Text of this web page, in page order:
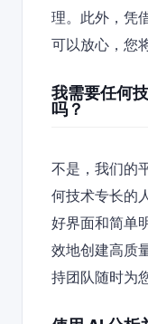
理。此外，凭
可以放心，您
我需要任何
吗？
不是，我们的
何技术专长的
好界面和简单
效地创建高质
持团队随时为